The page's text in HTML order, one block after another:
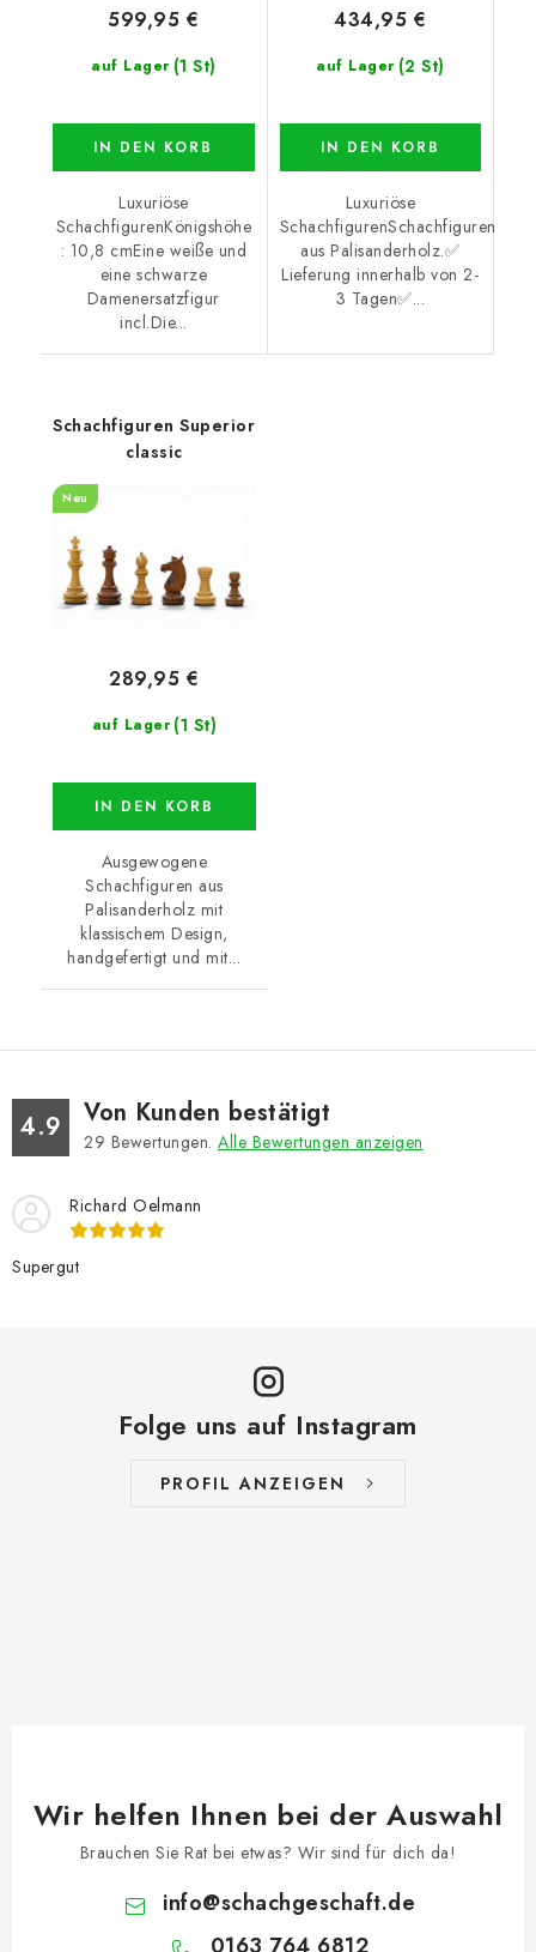
auf Lager (1 St)
599,95 €
IN DEN KORB
Luxuriöse
SchachfigurenKönigshöhe
: 10,8 cmEine weiße und
eine schwarze
Damenersatzfigur
incl.Die...
auf Lager (2 St)
434,95 €
IN DEN KORB
Luxuriöse
SchachfigurenSchachfiguren
aus Palisanderholz.✅
Lieferung innerhalb von 2-
3 Tagen✅...
Schachfiguren Superior
classic
Neu
auf Lager (1 St)
289,95 €
IN DEN KORB
Ausgewogene
Schachfiguren aus
Palisanderholz mit
klassischem Design,
handgefertigt und mit...
4.9 Von Kunden bestätigt
29 Bewertungen. Alle Bewertungen anzeigen
Richard Oelmann
Supergut
Folge uns auf Instagram
PROFIL ANZEIGEN
Wir helfen Ihnen bei der Auswahl
Brauchen Sie Rat bei etwas? Wir sind für dich da!
info@schachgeschaft.de
0163 764 6812